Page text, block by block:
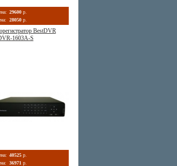
29600 р.
28050 р.
BestDVR
1603A-S
40525 р.
36971 р.